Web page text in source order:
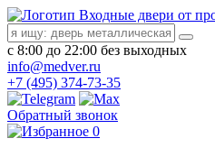
Входные двери от
с 8:00 до 22:00 без выходных
info@medver.ru
+7 (495) 374-73-35
Обратный звонок
0